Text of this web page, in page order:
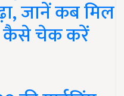
जानें कब मिल
कैसे चेक करें